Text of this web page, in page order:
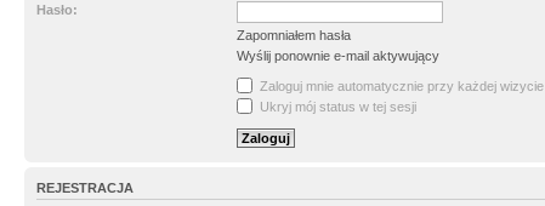
Hasło:
Zapomniałem hasła
Wyślij ponownie e-mail aktywujący
Zaloguj mnie automatycznie przy każdej wizycie
Ukryj mój status w tej sesji
REJESTRACJA